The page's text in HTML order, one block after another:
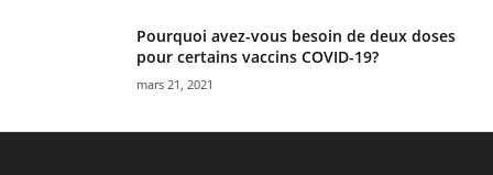
Pourquoi avez-vous besoin de deux doses
pour certains vaccins COVID-19?
mars 21, 2021